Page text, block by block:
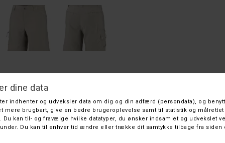
Lady Mt. Awesome Short